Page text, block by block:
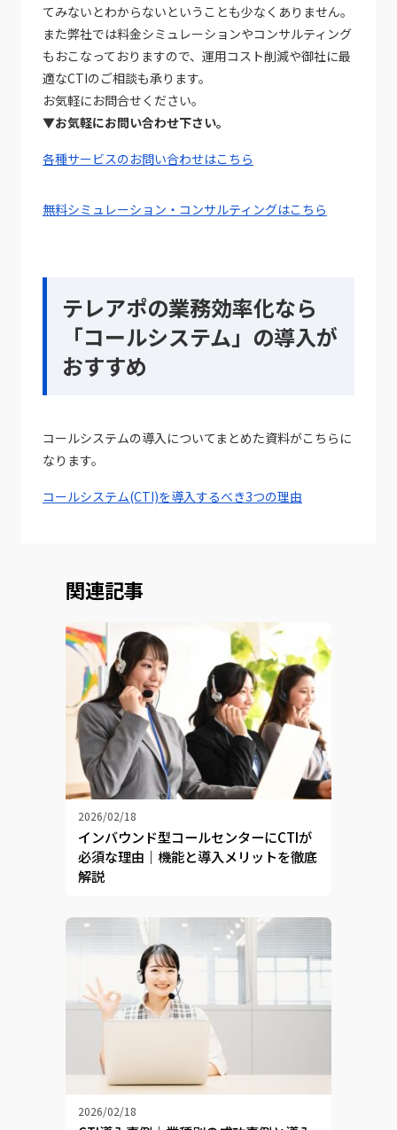
てみないとわからないということも少なくありません。
また弊社では料金シミュレーションやコンサルティング
もおこなっておりますので、運用コスト削減や御社に最
適なCTIのご相談も承ります。
お気軽にお問合せください。
▼お気軽にお問い合わせ下さい。
各種サービスのお問い合わせはこちら
無料シミュレーション・コンサルティングはこちら
テレアポの業務効率化なら
「コールシステム」の導入が
おすすめ
コールシステムの導入についてまとめた資料がこちらに
なります。
コールシステム(CTI)を導入するべき3つの理由
関連記事
2026/02/18
インバウンド型コールセンターにCTIが
必須な理由｜機能と導入メリットを徹底
解説
2026/02/18